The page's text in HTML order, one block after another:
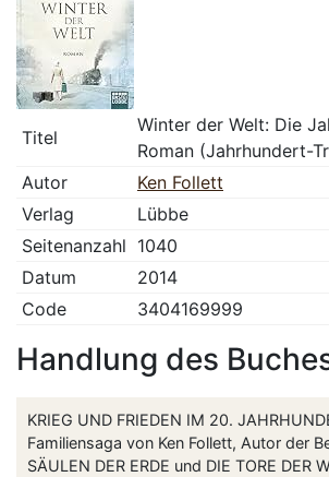
Titel
Winter der Welt: Die
Roman (Jahrhundert-
Autor
Ken Follett
Verlag
Lübbe
Seitenanzahl 1040
Datum
2014
Code
3404169999
Handlung des
KRIEG UND FRIEDEN IM 20.
Familiensaga von Ken Follett, Autor der
SÄULEN DER ERDE und DIE TORE DER